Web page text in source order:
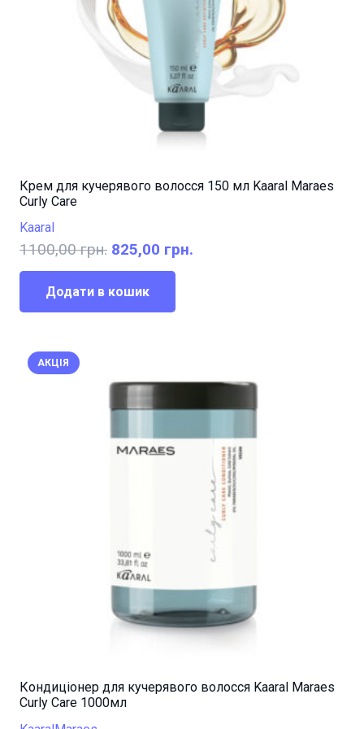
Крем для кучерявого волосся 150 мл Kaaral Maraes
Curly Care
Kaaral
1100,00грн. Оригінальна
ціна:
1100,00 грн..
825,00 грн.
Додати в кошик
АКЦІЯ
Кондиціонер для кучерявого волосся Kaaral Maraes
Curly Care 1000мл